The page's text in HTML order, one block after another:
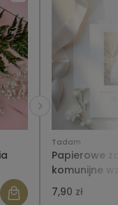
Tadam
Papierowe
komunijne
7,90 zł